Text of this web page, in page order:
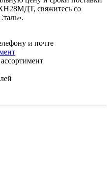
свяжитесь со
и почте